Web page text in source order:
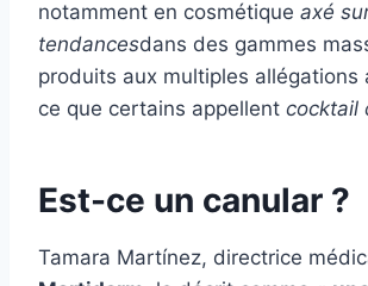
notamment en cosmétique axé
tendancesdans des gammes
produits aux multiples allégations
ce que certains appellent cocktail
Est-ce un canular ?
Tamara Martínez, directrice